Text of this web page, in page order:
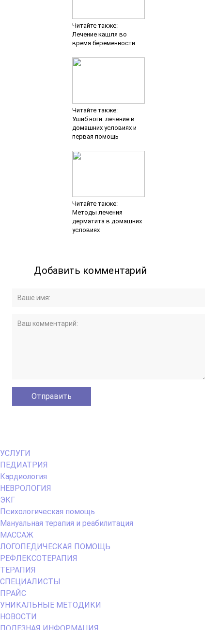
Читайте также:
Лечение кашля во
время беременности
Читайте также:
Ушиб ноги: лечение в
домашних условиях и
первая помощь
Читайте также:
Методы лечения
дерматита в домашних
условиях
Добавить комментарий
Primary
Menu
УСЛУГИ
ПЕДИАТРИЯ
Кардиология
НЕВРОЛОГИЯ
ЭКГ
Психологическая помощь
Мануальная терапия и реабилитация
МАССАЖ
ЛОГОПЕДИЧЕСКАЯ ПОМОЩЬ
РЕФЛЕКСОТЕРАПИЯ
ТЕРАПИЯ
СПЕЦИАЛИСТЫ
ПРАЙС
УНИКАЛЬНЫЕ МЕТОДИКИ
НОВОСТИ